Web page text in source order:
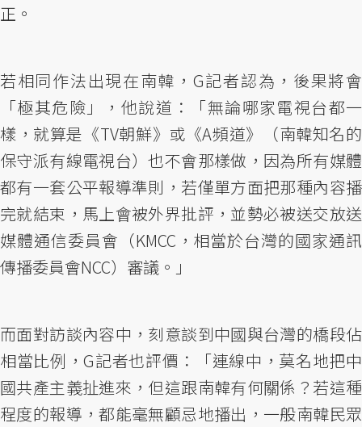
正。
若相同作法出現在南韓，G記者認為，後果將會
「極其危險」，他說道：「無論哪家電視台都一
樣，就算是《TV朝鮮》或《A頻道》（南韓知名的
保守派有線電視台）也不會那樣做，因為所有媒體
都有一套公平報導準則，若僅單方面把那種內容播
完就結束，馬上會被外界批評，並勢必被送交放送
媒體通信委員會（KMCC，相當於台灣的國家通訊
傳播委員會NCC）審議。」
而面對訪談內容中，刻意談到中國與台灣的橋段佔
相當比例，G記者也評價：「連線中，莫名地把中
國共產主義扯進來，但這跟南韓有何關係？若這種
程度的報導，都能毫無顧忌地播出，一般南韓民眾